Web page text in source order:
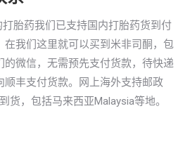
胎药我们已支持国内打胎药货到付
在我们这里就可以买到米非司酮，包
微信，无需预先支付货款，待快递
顺丰支付货款。网上海外支持邮政
货，包括马来西亚Malaysia等地。